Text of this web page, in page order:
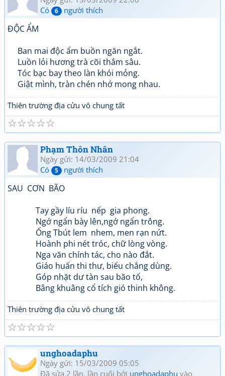
Có
6 người thích
ĐỘC ẨM
Ban mai độc ẩm buồn ngăn ngắt.
Luồn lỏi hương trà cõi thẳm sâu.
Tóc bạc bay theo làn khói mỏng.
Giật mình, tràn chén nhớ mong nhau.
Thiên trường địa cửu vô chung tất
☆
☆
☆
☆
☆
Phạm Thôn Nhân
Ngày gửi: 14/03/2009 21:04
Có
5 người thích
SAU CƠN BÃO
Tay gầy líu ríu nếp gia phong.
Ngớ ngẩn bày lên,ngớ ngẩn trông.
Ống Tbút lem nhem, men rạn nứt.
Hoành phi nét tróc, chữ lòng vòng.
Nga văn chính tác, cho nào đắt.
Giáo huấn thi thư, biếu chẳng dùng.
Góp nhặt dư tàn sau bão tố,
Bâng khuâng cổ tích gió thinh không.
Thiên trường địa cửu vô chung tất
☆
☆
☆
☆
☆
unghoadaphu
Ngày gửi: 15/03/2009 05:05
Đã sửa 2 lần, lần cuối bởi unghoadaphu vào